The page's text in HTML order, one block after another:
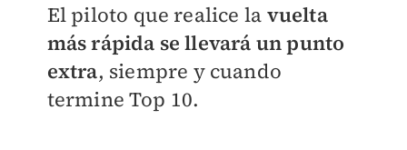
El piloto que realice la vuelta
más rápida se llevará un punto
extra, siempre y cuando
termine Top 10.